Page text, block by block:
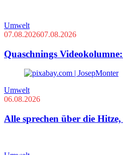
Umwelt
07.08.202607.08.2026
Quaschnings
Umwelt
06.08.2026
Alle sprechen über die